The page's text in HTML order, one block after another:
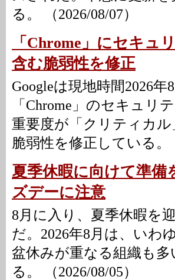
る。 （2026/08/07）
「Chrome」にセキュ
含む脆弱性を修正
Googleは現地時間2026
「Chrome」のセキュリ
重要度が「クリティカ
脆弱性を修正している。
夏季休暇に向けて準備
ズデーに注意
8月に入り、夏季休暇を
だ。2026年8月は、いわ
盆休みが重なる組織も
る。 （2026/08/05）